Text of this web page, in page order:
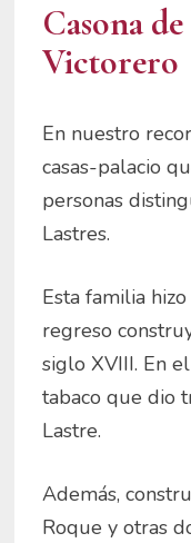
Casona
Victorero
En nuestro
casas-palacio
personas
Lastres.
Esta familia
regreso
siglo XVIII. En
tabaco que dio
Lastre.
Además,
Roque y otras